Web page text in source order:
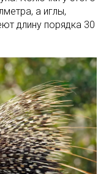
а иглы,
длину порядка 30